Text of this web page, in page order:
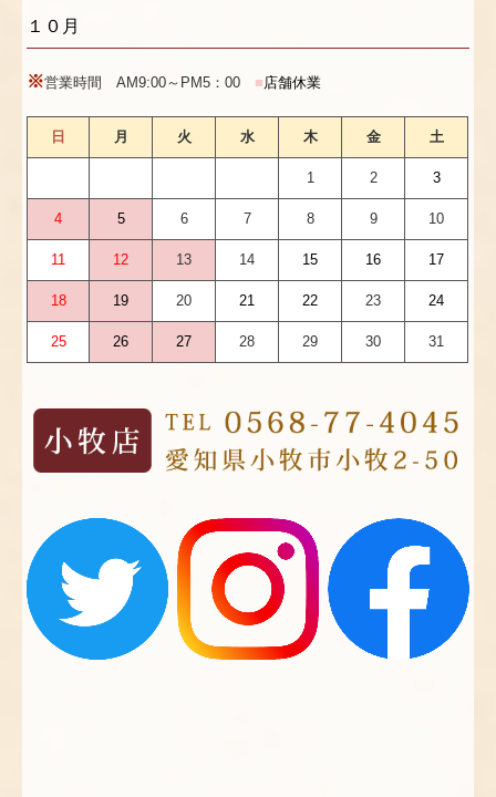
１０月
※営業時間 AM9:00～PM5：00 ■店舗休業
日 月 火 水 木 金 土
1 2 3
4 5 6 7 8 9 10
11 12 13 14 15 16 17
18 19 20 21 22 23 24
25 26 27 28 29 30 31